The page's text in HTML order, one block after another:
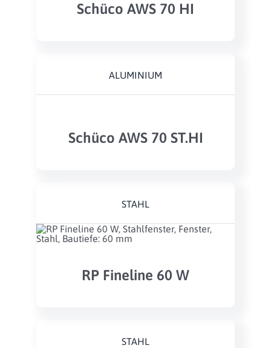
Schüco AWS 70 HI
ALUMINIUM
Schüco AWS 70 ST.HI
STAHL
RP Fineline 60 W
STAHL